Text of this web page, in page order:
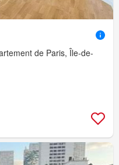
de Paris, Île-de-